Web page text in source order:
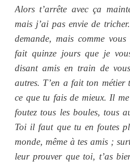
Alors t’arrête avec ça
mais j’ai pas envie de
demande, mais comme
fait quinze jours que je
disant amis en train de
autres. T’en a fait ton métier
ce que tu fais de mieux. Il
foutez tous les boules, tous
Toi il faut que tu en foutes
monde, même à tes amis ;
leur prouver que toi, t’as